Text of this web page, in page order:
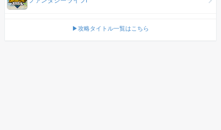
▶攻略タイトル一覧はこちら